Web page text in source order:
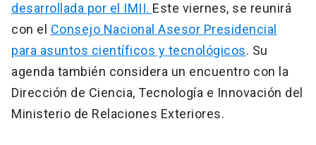
desarrollada por el IMII. Este viernes, se reunirá
con el Consejo Nacional Asesor Presidencial
para asuntos científicos y tecnológicos. Su
agenda también considera un encuentro con la
Dirección de Ciencia, Tecnología e Innovación del
Ministerio de Relaciones Exteriores.